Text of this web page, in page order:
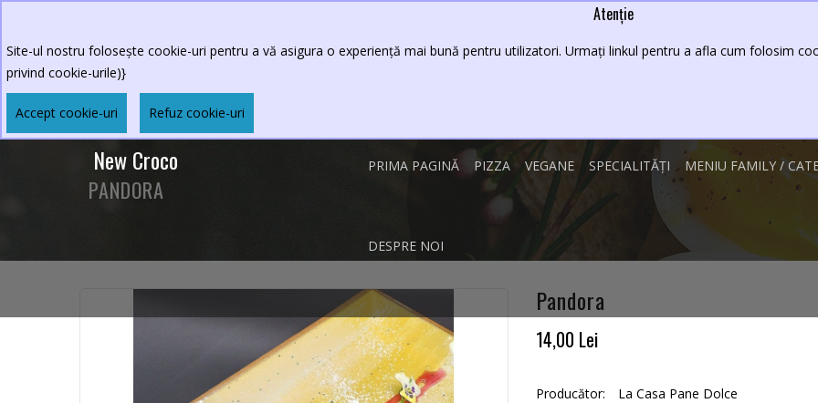
Atenție
Site-ul nostru folosește cookie-uri pentru a vă asigura o experiență mai bună pentru utilizatori. Urmați linkul pentru a afla cum folosim
privind cookie-urile)}
Accept cookie-uri Refuz cookie-uri
New Croco PRIMA PAGINĂ PIZZA VEGANE SPECIALITĂȚI MENIU FAMILY /
DESPRE NOI
PANDORA
Pandora
14,00 Lei
Producător:
La Casa Pane Dolce